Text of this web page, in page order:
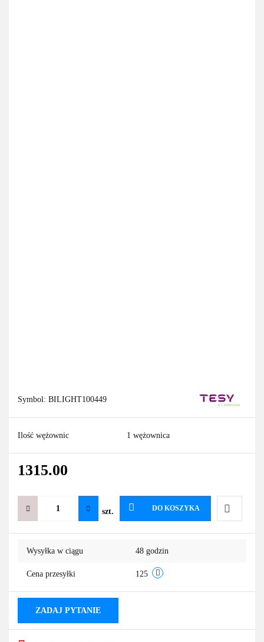
Symbol: BILIGHT100449
Ilość wężownic 1 wężownica
1315.00
szt. DO KOSZYKA
Do
Wysyłka w ciągu 48 godzin
Cena przesyłki 125
ZADAJ PYTANIE